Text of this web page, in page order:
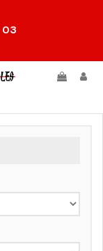
03